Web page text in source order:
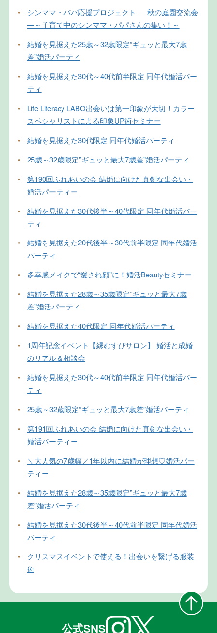
•
シンママ・パパ応援プロジェクト ― 秋の庭園交流会
―～子育て中のシンママ・パパさんの集い！～
•
結婚を見据えた25歳～32歳限定”ギュッと最大7歳
差”婚活パーティ
•
結婚を見据えた30代～40代前半限定 同年代婚活パー
ティ
•
Life Literacy LABO出会いは第一印象が大切！カラー
スペシャリストによる印象UP術セミナー
•
結婚を見据えた30代限定 同年代婚活パーティ
•
25歳～32歳限定”ギュッと最大7歳差”婚活パーティ
•
第190回ふれあいの会 結婚に向けた真剣な出会い・
婚活パーティー
•
結婚を見据えた30代後半～40代限定 同年代婚活パー
ティ
•
結婚を見据えた20代後半～30代前半限定 同年代婚活
パーティ
•
多幸感メイクで“愛され顔”に！婚活Beautyセミナー
•
結婚を見据えた28歳～35歳限定”ギュッと最大7歳
差”婚活パーティ
•
結婚を見据えた40代限定 同年代婚活パーティ
•
1周年記念イベント【縁むすびサロン】 婚活と成婚
のリアル＆相談会
•
結婚を見据えた30代～40代前半限定 同年代婚活パー
ティ
•
25歳～32歳限定”ギュッと最大7歳差”婚活パーティ
•
第191回ふれあいの会 結婚に向けた真剣な出会い・
婚活パーティー
•
＼大人気の7歳幅／1年以内に結婚が理想♡婚活パー
ティー
•
結婚を見据えた28歳～35歳限定”ギュッと最大7歳
差”婚活パーティ
•
結婚を見据えた30代後半～40代前半限定 同年代婚活
パーティ
•
クリスマスイベントで使える！出会いを繋げる服装
術
公式SNS